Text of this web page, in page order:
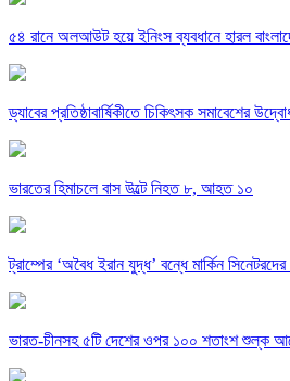
৫৪ রানে অলআউট হয়ে ইনিংস ব্যবধানে হারল
ড্যাবের প্রতিষ্ঠাবার্ষিকীতে চিকিৎসক সমাবেশের
ভারতের হিমাচলে বাস উল্টে নিহত ৮, আহত ১০
ট্রাম্পের ‘অবৈধ ইরান যুদ্ধ’ বন্ধে মার্কিন
ভারত-চীনসহ ৫টি দেশের ওপর ১০০ শতাংশ শুল্ক